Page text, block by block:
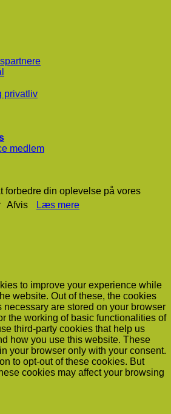
privatliv
medlem
forbedre din oplevelse på vores
Afvis Læs mere
to improve your experience while
website. Out of these, the cookies
necessary are stored on your browser
the working of basic functionalities of
third-party cookies that help us
how you use this website. These
your browser only with your consent.
to opt-out of these cookies. But
cookies may affect your browsing